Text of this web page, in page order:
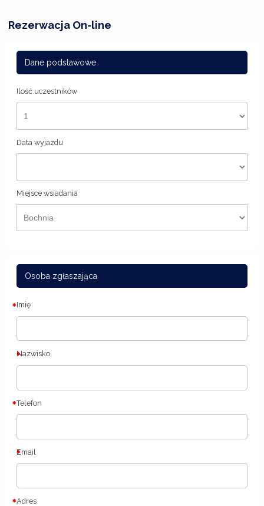
Rezerwacja On-line
Dane podstawowe
Ilość uczestników
Data wyjazdu
Miejsce wsiadania
Osoba zgłaszająca
Imię
Nazwisko
Telefon
Email
Adres